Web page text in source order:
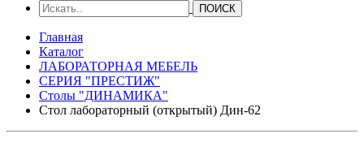
Главная
Каталог
ЛАБОРАТОРНАЯ МЕБЕЛЬ
СЕРИЯ "ПРЕСТИЖ"
Столы "ДИНАМИКА"
Стол лабораторный (открытый) Дин-62